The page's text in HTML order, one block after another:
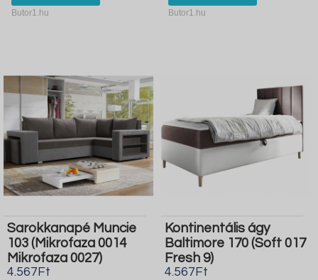
Butor1.hu Butor1.hu
Sarokkanapé Muncie
103 (Mikrofaza 0014
Mikrofaza 0027)
4.567Ft
Kontinentális ágy
Baltimore 170 (Soft 017
Fresh 9)
4.567Ft